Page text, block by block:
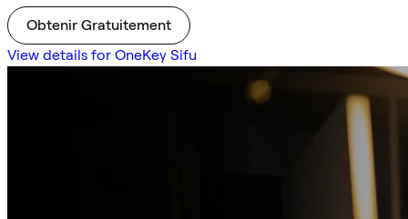
Obtenir Gratuitement
View details for OneKey Sifu